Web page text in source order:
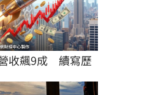
收飆9成　續寫歷